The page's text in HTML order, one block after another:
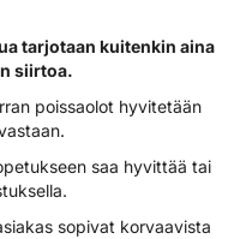
tarjotaan kuitenkin aina
siirtoa.
poissaolot hyvitetään
saa hyvittää tai
sopivat korvaavista